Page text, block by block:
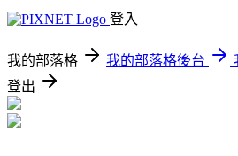
登入
我的部落格 我的部落格後台
登出